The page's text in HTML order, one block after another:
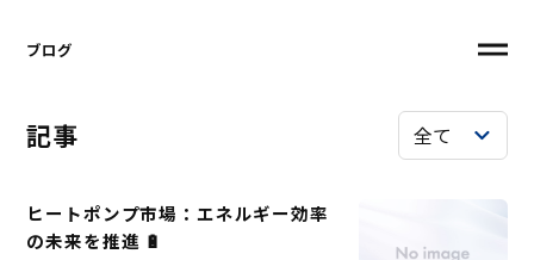
ブログ
記事
ヒートポンプ市場：エネルギー効率
の未来を推進 🔋